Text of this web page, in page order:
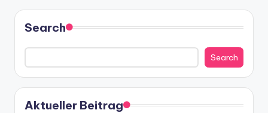
Search
Search
Aktueller Beitrag